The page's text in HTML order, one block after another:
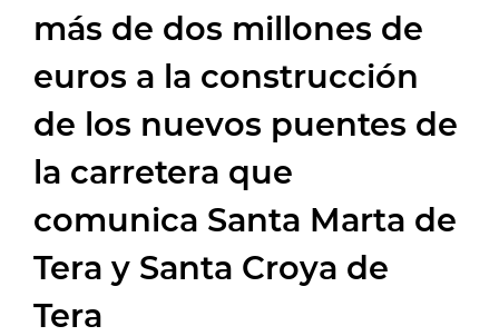
más de dos millones de
euros a la construcción
de los nuevos puentes de
la carretera que
comunica Santa Marta de
Tera y Santa Croya de
Tera